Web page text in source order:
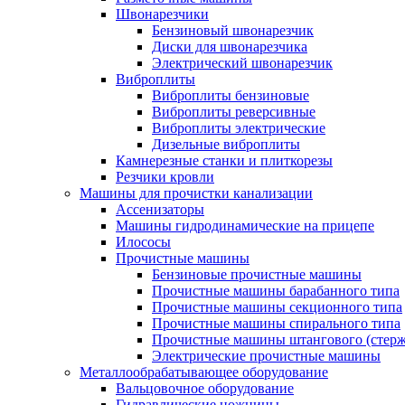
Швонарезчики
Бензиновый швонарезчик
Диски для швонарезчика
Электрический швонарезчик
Виброплиты
Виброплиты бензиновые
Виброплиты реверсивные
Виброплиты электрические
Дизельные виброплиты
Камнерезные станки и плиткорезы
Резчики кровли
Машины для прочистки канализации
Ассенизаторы
Машины гидродинамические на прицепе
Илососы
Прочистные машины
Бензиновые прочистные машины
Прочистные машины барабанного типа
Прочистные машины секционного типа
Прочистные машины спирального типа
Прочистные машины штангового
Электрические прочистные машины
Металлообрабатывающее оборудование
Вальцовочное оборудование